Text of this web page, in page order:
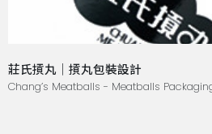
莊氏摃丸｜摃丸包裝設計
Chang’s Meatballs - Meatballs